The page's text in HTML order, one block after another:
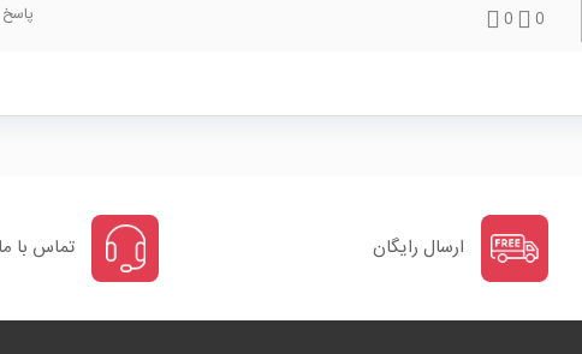
0
0 پاسخ
ارسال رایگان تماس با ما